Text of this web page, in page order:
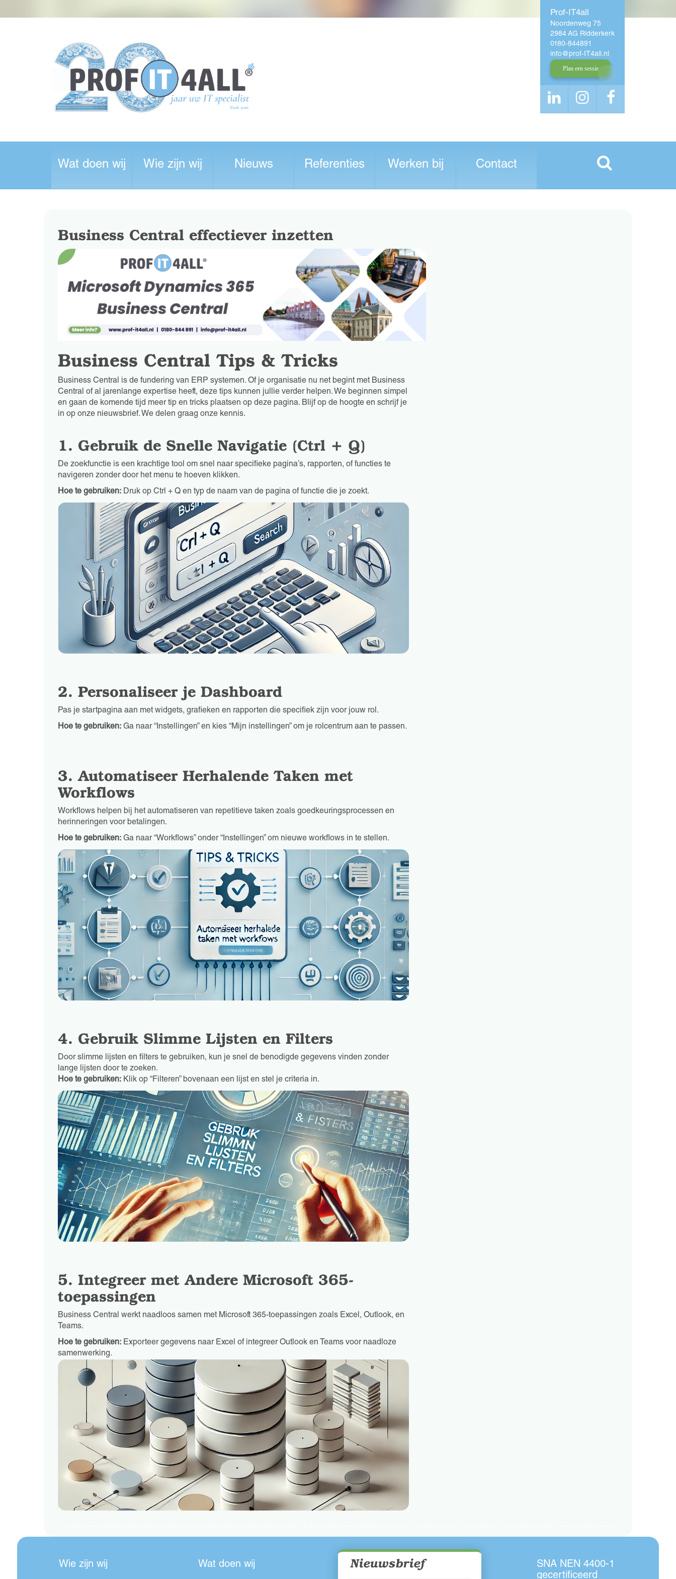
Prof-IT4all
Noordenweg 75
2984 AG Ridderkerk
0180-844891
info
prof-IT4all nl
Plan een sessie
Wat doen wij Wie zijn wij Nieuws Referenties Werken bij Contact
Business Central effectiever inzetten
Business Central Tips & Tricks
Business Central is de fundering van ERP systemen. Of je organisatie nu net begint met Business
Central of al jarenlange expertise heeft, deze tips kunnen jullie verder helpen. We beginnen simpel
en gaan de komende tijd meer tip en tricks plaatsen op deze pagina. Blijf op de hoogte en schrijf je
in op onze nieuwsbrief. We delen graag onze kennis.
1. Gebruik de Snelle Navigatie (Ctrl + Q)
De zoekfunctie is een krachtige tool om snel naar specifieke pagina’s, rapporten, of functies te
navigeren zonder door het menu te hoeven klikken.
Hoe te gebruiken: Druk op Ctrl + Q en typ de naam van de pagina of functie die je zoekt.
2. Personaliseer je Dashboard
Pas je startpagina aan met widgets, grafieken en rapporten die specifiek zijn voor jouw rol.
Hoe te gebruiken: Ga naar “Instellingen” en kies “Mijn instellingen” om je rolcentrum aan te passen.
3. Automatiseer Herhalende Taken met
Workflows
Workflows helpen bij het automatiseren van repetitieve taken zoals goedkeuringsprocessen en
herinneringen voor betalingen.
Hoe te gebruiken: Ga naar “Workflows” onder “Instellingen” om nieuwe workflows in te stellen.
4. Gebruik Slimme Lijsten en Filters
Door slimme lijsten en filters te gebruiken, kun je snel de benodigde gegevens vinden zonder
lange lijsten door te zoeken.
Hoe te gebruiken: Klik op “Filteren” bovenaan een lijst en stel je criteria in.
5. Integreer met Andere Microsoft 365-
toepassingen
Business Central werkt naadloos samen met Microsoft 365-toepassingen zoals Excel, Outlook, en
Teams.
Hoe te gebruiken: Exporteer gegevens naar Excel of integreer Outlook en Teams voor naadloze
samenwerking.
Wie zijn wij Wat doen wij Nieuwsbrief
SNA NEN 4400-1
gecertificeerd